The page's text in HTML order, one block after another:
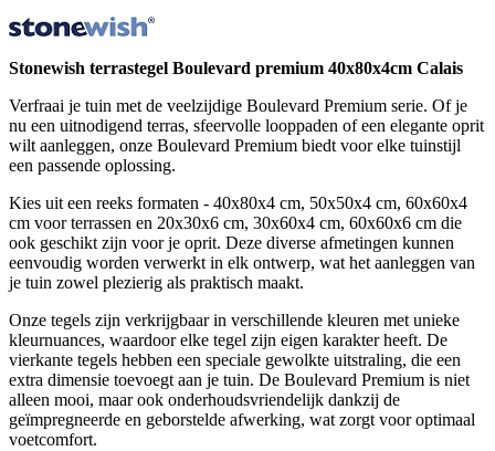
Stonewish terrastegel Boulevard premium 40x80x4cm Calais
Verfraai je tuin met de veelzijdige Boulevard Premium serie. Of je
nu een uitnodigend terras, sfeervolle looppaden of een elegante oprit
wilt aanleggen, onze Boulevard Premium biedt voor elke tuinstijl
een passende oplossing.
Kies uit een reeks formaten - 40x80x4 cm, 50x50x4 cm, 60x60x4
cm voor terrassen en 20x30x6 cm, 30x60x4 cm, 60x60x6 cm die
ook geschikt zijn voor je oprit. Deze diverse afmetingen kunnen
eenvoudig worden verwerkt in elk ontwerp, wat het aanleggen van
je tuin zowel plezierig als praktisch maakt.
Onze tegels zijn verkrijgbaar in verschillende kleuren met unieke
kleurnuances, waardoor elke tegel zijn eigen karakter heeft. De
vierkante tegels hebben een speciale gewolkte uitstraling, die een
extra dimensie toevoegt aan je tuin. De Boulevard Premium is niet
alleen mooi, maar ook onderhoudsvriendelijk dankzij de
geïmpregneerde en geborstelde afwerking, wat zorgt voor optimaal
voetcomfort.